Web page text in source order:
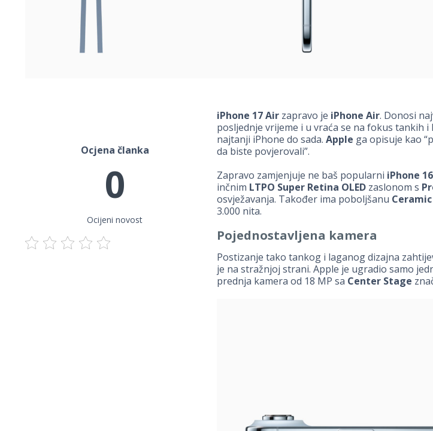
Ocjena članka
0
Ocijeni novost
iPhone 17 Airzapravo je iPhone Air. Donosi
posljednje vrijeme i u vraća se na fokus tankih i
najtanji iPhone do sada. Apple ga opisuje kao
da biste povjerovali”.
Zapravo zamjenjuje ne baš popularni iPhone
inčnim LTPO Super Retina OLEDzaslonom s
osvježavanja. Također ima poboljšanu
3.000 nita.
Pojednostavljena kamera
Postizanje tako tankog i laganog dizajna
je na stražnjoj strani. Apple je ugradio samo
prednja kamera od 18 MP sa Center Stage